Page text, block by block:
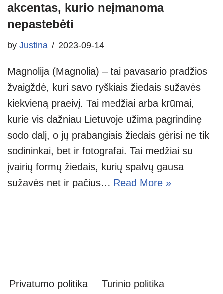
akcentas, kurio neįmanoma
nepastebėti
by Justina 2023-09-14
Magnolija (Magnolia) – tai pavasario pradžios
žvaigždė, kuri savo ryškiais žiedais sužavės
kiekvieną praeivį. Tai medžiai arba krūmai,
kurie vis dažniau Lietuvoje užima pagrindinę
sodo dalį, o jų prabangiais žiedais gėrisi ne tik
sodininkai, bet ir fotografai. Tai medžiai su
įvairių formų žiedais, kurių spalvų gausa
sužavės net ir pačius… Read More »
Privatumo politika
Turinio politika